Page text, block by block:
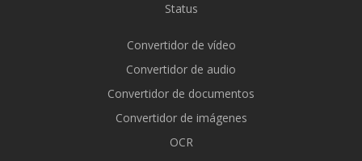
Status
Convertidor de vídeo
Convertidor de audio
Convertidor de documentos
Convertidor de imágenes
OCR